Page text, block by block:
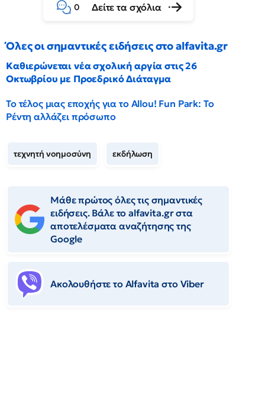
0 Δείτε τα σχόλια
Όλες οι σημαντικές ειδήσεις στο alfavita.gr
Καθιερώνεται νέα σχολική αργία στις 26
Οκτωβρίου με Προεδρικό Διάταγμα
Το τέλος μιας εποχής για το Allou! Fun Park: Το
Ρέντη αλλάζει πρόσωπο
τεχνητή νοημοσύνη εκδήλωση
Μάθε πρώτος όλες τις σημαντικές
ειδήσεις. Βάλε το alfavita.gr στα
αποτελέσματα αναζήτησης της
Google
Ακολουθήστε το Αlfavita στο Viber